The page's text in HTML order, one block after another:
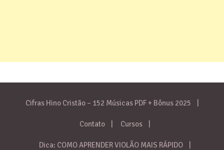
Cifras Hino Cristão – 152 Músicas PDF + Bônus 2025
Contato Cursos
Dica: COMO APRENDER VIOLÃO MAIS RÁPIDO